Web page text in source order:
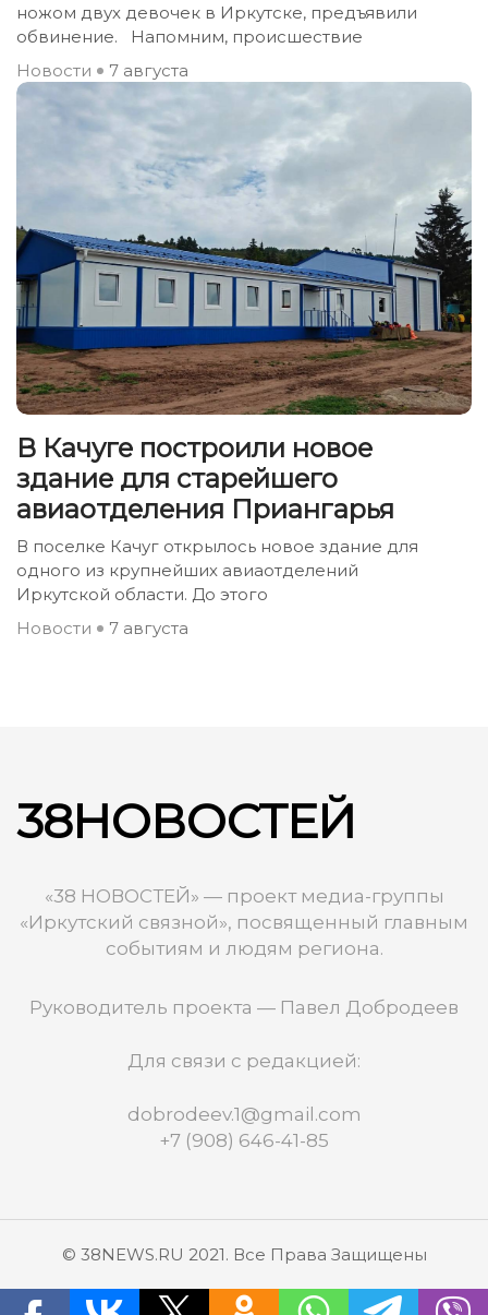
ножом двух девочек в Иркутске, предъявили
обвинение. Напомним, происшествие
Новости
7 августа
В Качуге построили новое
здание для старейшего
авиаотделения Приангарья
В поселке Качуг открылось новое здание для
одного из крупнейших авиаотделений
Иркутской области. До этого
Новости
7 августа
38НОВОСТЕЙ
«38 НОВОСТЕЙ» — проект медиа-группы
«Иркутский связной», посвященный главным
событиям и людям региона.
Руководитель проекта — Павел Добродеев
Для связи с редакцией:
dobrodeev.1@gmail.com
+7 (908) 646-41-85
© 38NEWS.RU 2021. Все Права Защищены